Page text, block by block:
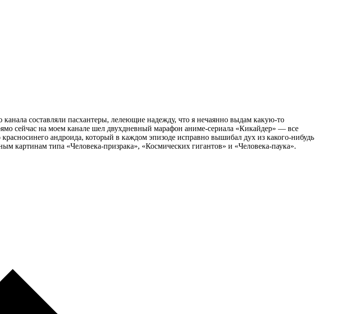
составляли пасхантеры, лелеющие надежду, что я нечаянно выдам какую-то
сейчас на моем канале шел двухдневный марафон аниме-сериала «Кикайдер» — все
андроида, который в каждом эпизоде исправно вышибал дух из какого-нибудь
картинам типа «Человека-призрака», «Космических гигантов» и «Человека-паука».